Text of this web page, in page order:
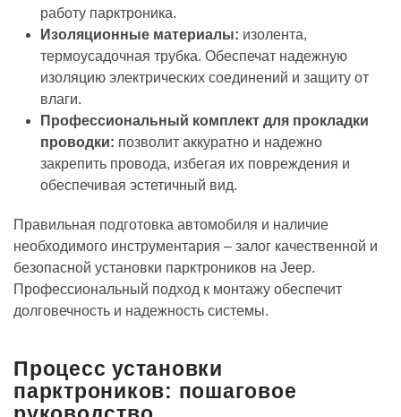
работу парктроника.
Изоляционные материалы: изолента,
термоусадочная трубка. Обеспечат надежную
изоляцию электрических соединений и защиту от
влаги.
Профессиональный комплект для прокладки
проводки: позволит аккуратно и надежно
закрепить провода, избегая их повреждения и
обеспечивая эстетичный вид.
Правильная подготовка автомобиля и наличие
необходимого инструментария – залог качественной и
безопасной установки парктроников на Jeep.
Профессиональный подход к монтажу обеспечит
долговечность и надежность системы.
Процесс установки
парктроников: пошаговое